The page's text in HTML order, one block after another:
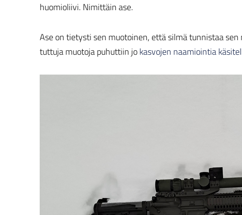
huomioliivi. Nimittäin ase.
Ase on tietysti sen muotoinen, että silmä tunnistaa
tuttuja muotoja puhuttiin jokasvojen naamiointia